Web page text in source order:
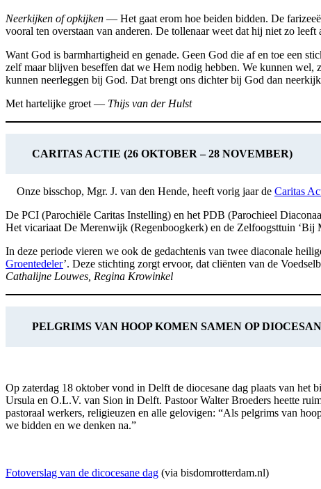
Neerkijken of opkijken — Het gaat erom hoe beiden bidden. De
vooral ten overstaan van anderen. De tollenaar weet dat hij niet zo
Want God is barmhartigheid en genade. Geen God die af en toe een
zelf maar blijven beseffen dat we Hem nodig hebben. We kunnen wel,
kunnen neerleggen bij God. Dat brengt ons dichter bij God dan
Met hartelijke groet — Thijs van der Hulst
CARITAS ACTIE (26 OKTOBER – 28 NOVEMBER)
Onze bisschop, Mgr. J. van den Hende, heeft vorig jaar de Caritas
De PCI (Parochiële Caritas Instelling) en het PDB (Parochieel
Het vicariaat De Merenwijk (Regenboogkerk) en de Zelfoogsttuin ‘Bij
In deze periode vieren we ook de gedachtenis van twee diaconale
Groentedeler’. Deze stichting zorgt ervoor, dat cliënten van de
Cathalijne Louwes, Regina Krowinkel
PELGRIMS VAN HOOP KOMEN SAMEN OP
Op zaterdag 18 oktober vond in Delft de diocesane dag plaats van het
Ursula en O.L.V. van Sion in Delft. Pastoor Walter Broeders heette
pastoraal werkers, religieuzen en alle gelovigen: “Als pelgrims van
we bidden en we denken na.”
Fotoverslag van de dicocesane dag (via bisdomrotterdam.nl)